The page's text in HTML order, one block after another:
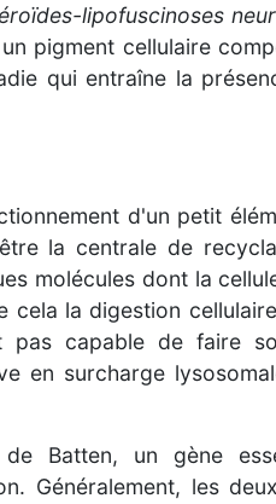
lipofuscinoses
un pigment cellulaire
qui entraîne la
d'un petit
la centrale de
molécules dont la
cela la digestion
pas capable de faire
en surcharge
Batten, un gène
Généralement, les